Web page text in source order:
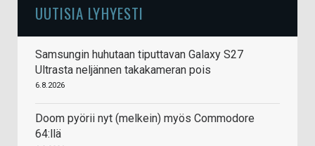
UUTISIA LYHYESTI
Samsungin huhutaan tiputtavan Galaxy S27
Ultrasta neljännen takakameran pois
6.8.2026
Doom pyörii nyt (melkein) myös Commodore
64:llä